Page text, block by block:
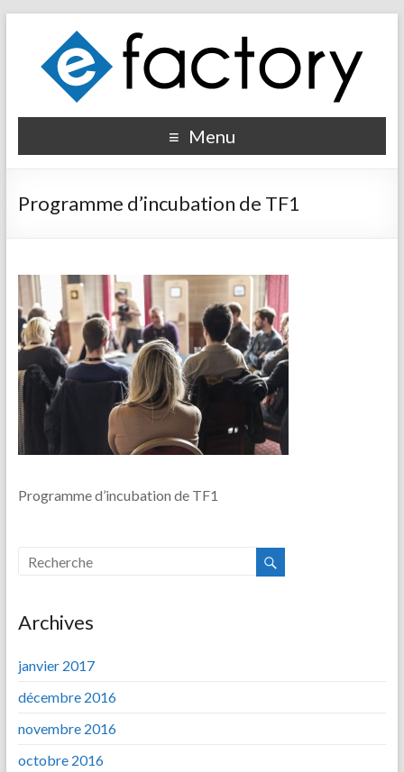
Menu
Programme d’incubation de TF1
Programme d’incubation de TF1
Archives
janvier 2017
décembre 2016
novembre 2016
octobre 2016